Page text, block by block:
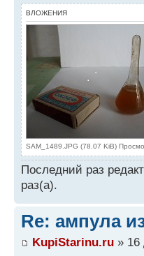
ВЛОЖЕНИЯ
SAM_1489.JPG (78.07 KiB)
Последний раз
раз(а).
Re: ампула
KupiStarinu.ru » 16